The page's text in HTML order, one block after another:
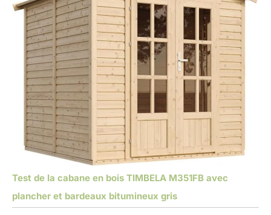
Test de la cabane en bois TIMBELA M351FB avec
plancher et bardeaux bitumineux gris